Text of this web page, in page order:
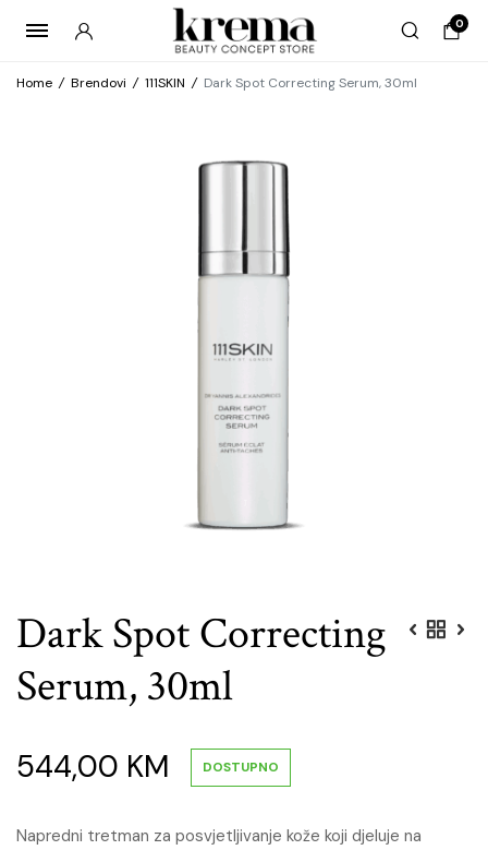
0
Home / Brendovi / 111SKIN / Dark Spot Correcting Serum, 30ml
Dark Spot Correcting
Serum, 30ml
544,00 KM DOSTUPNO
Napredni tretman za posvjetljivanje kože koji djeluje na